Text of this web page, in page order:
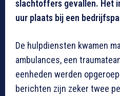
slachtoffers gevallen. Het
uur plaats bij een
De hulpdiensten kwamen
ambulances, een
eenheden werden
berichten zijn zeker twee